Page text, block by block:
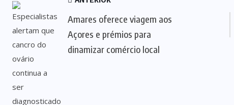
Amares oferece viagem aos
Açores e prémios para
dinamizar comércio local